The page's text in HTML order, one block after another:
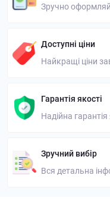
Зручно
Доступні ціни
Найкращі ціни
Гарантія якості
Надійна
Зручний вибір
Вся детальна